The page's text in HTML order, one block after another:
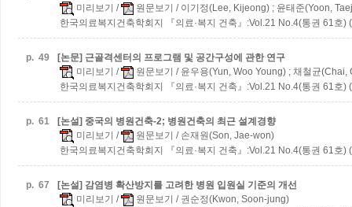
미리보기 / 원문보기 / 이기정(Lee, Kijeong) ; 윤태준(Yoon,
한국의료복지건축학회지 『의료·복지 건축』:Vol.21 No.4(통권 61호)
p. 49
[논문] 근골격센터의 프로그램 및 공간구성에 관한 연구
미리보기 / 원문보기 / 윤우용(Yun, Woo Young) ; 채철균(Chai,
한국의료복지건축학회지 『의료·복지 건축』:Vol.21 No.4(통권 61호)
p. 61
[논설] 중국의 병원건축-2; 병원건축의 최근 설계경향
미리보기 / 원문보기 / 손재원(Son, Jae-won)
한국의료복지건축학회지 『의료·복지 건축』:Vol.21 No.4(통권 61호)
p. 67
[논설] 감염병 확산방지를 고려한 병원 입원실 기준의 개선
미리보기 / 원문보기 / 권순정(Kwon, Soon-jung)